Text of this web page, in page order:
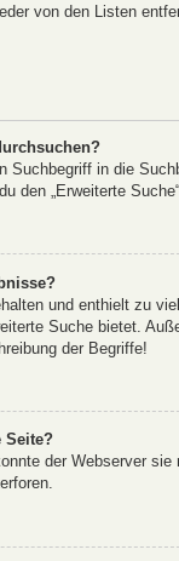
von den Listen
Suchbegriff in die
den „Erweiterte
und enthielt zu
Suche bietet.
der Begriffe!
Seite?
der Webserver